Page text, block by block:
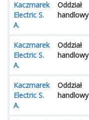
Kaczmarek
Electric S.
A.
Oddział
handlowy
Kaczmarek
Electric S.
A.
Oddział
handlowy
Kaczmarek
Electric S.
A.
Oddział
handlowy